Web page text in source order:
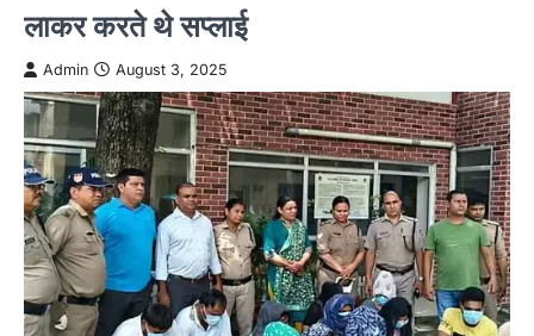
लाकर करते थे सप्लाई
Admin August 3, 2025